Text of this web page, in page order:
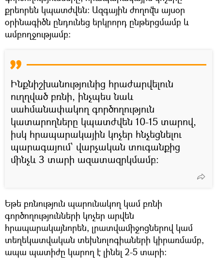
քրեորեն կպատժվեն։ Ազգային ժողովն այսօր
օրինագիծն ընդունեց երկրորդ ընթերցմամբ և
ամբողջությամբ։
Ինքնիշխանությունից հրաժարվելուն
ուղղված բռնի, ինչպես նաև
սահմանափակող գործողություն
կատարողները կպատժվեն 10-15 տարով,
իսկ հրապարակային կոչեր հնչեցնելու
պարագայում` վարչական տուգանքից
մինչև 3 տարի ազատազրկմամբ։
Եթե բռնություն պարունակող կամ բռնի
գործողությունների կոչեր արվեն
հրապարակայնորեն, լրատվամիջոցներով կամ
տեղեկատվական տեխնոլոգիաների կիրառմամբ,
ապա պատիժը կարող է լինել 2-5 տարի։